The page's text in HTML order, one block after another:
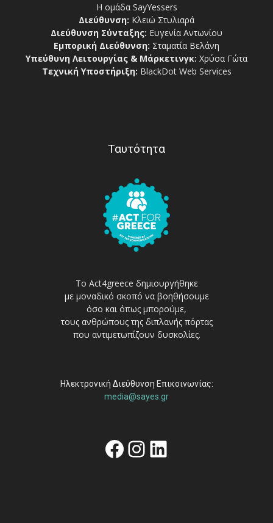
Η ομάδα SayYessers
Διεύθυνση: Κλειώ Στυλιαρά
Διεύθυνση Σύνταξης: Ευγενία Αντωνίου
Εμπορική Διεύθυνση: Σταματία Βελάνη
Υπεύθυνη Λειτουργίας & Μάρκετινγκ: Χρύσα Γώτα
Τεχνική Υποστήριξη: BlackDot Web Services
Ταυτότητα
Το Act4greece δημιουργήθηκε
με μοναδικό σκοπό να βοηθήσουμε
όσο και όπως μπορούμε,
τους ανθρώπους της διπλανής πόρτας
που αντιμετωπίζουν δυσκολίες.
Ηλεκτρονική Διεύθυνση Επικοινωνίας:
media@sayes.gr
Facebook
Instagram
Linkedin